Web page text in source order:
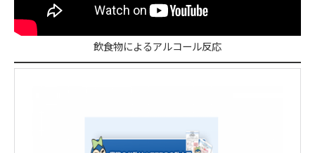
飲食物によるアルコール反応